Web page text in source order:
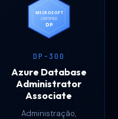
MICROSOFT
CERTIFIED
DP
DP-300
Azure Database
Administrator
Associate
Administração,